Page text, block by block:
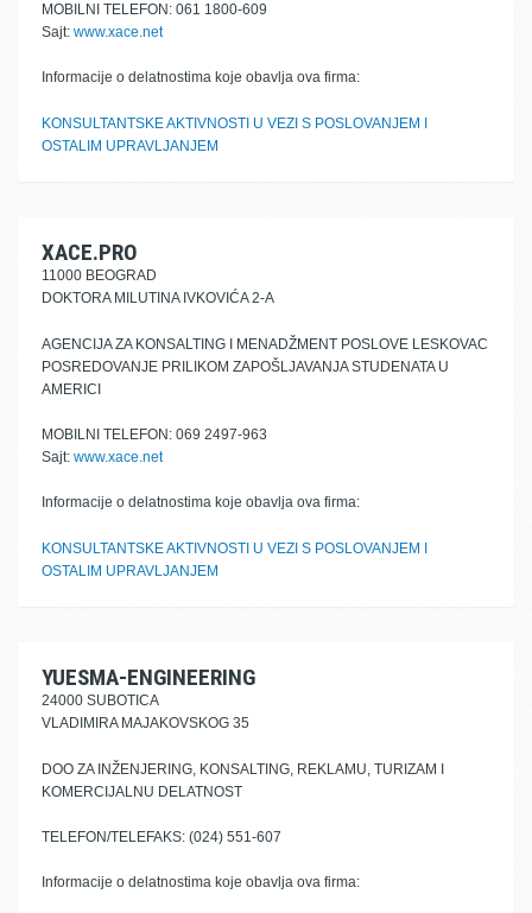
MOBILNI TELEFON: 061 1800-609
Sajt: www.xace.net
Informacije o delatnostima koje obavlja ova firma:
KONSULTANTSKE AKTIVNOSTI U VEZI S POSLOVANJEM I
OSTALIM UPRAVLJANJEM
XACE.PRO
11000 BEOGRAD
DOKTORA MILUTINA IVKOVIĆA 2-A
AGENCIJA ZA KONSALTING I MENADŽMENT POSLOVE LESKOVAC
POSREDOVANJE PRILIKOM ZAPOŠLJAVANJA STUDENATA U
AMERICI
MOBILNI TELEFON: 069 2497-963
Sajt: www.xace.net
Informacije o delatnostima koje obavlja ova firma:
KONSULTANTSKE AKTIVNOSTI U VEZI S POSLOVANJEM I
OSTALIM UPRAVLJANJEM
YUESMA-ENGINEERING
24000 SUBOTICA
VLADIMIRA MAJAKOVSKOG 35
DOO ZA INŽENJERING, KONSALTING, REKLAMU, TURIZAM I
KOMERCIJALNU DELATNOST
TELEFON/TELEFAKS: (024) 551-607
Informacije o delatnostima koje obavlja ova firma: